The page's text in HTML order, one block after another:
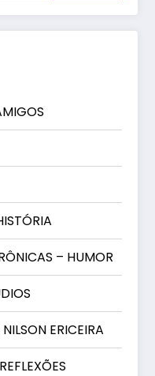
– HUMOR
ERICEIRA